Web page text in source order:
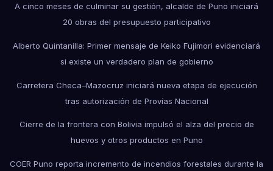
A cinco meses de culminar su gestión, alcalde de Puno iniciará
20 obras del presupuesto participativo
Alberto Quintanilla: Primer mensaje de Keiko Fujimori evidenciará
si existe un verdadero plan de gobierno
Carretera Checa–Mazocruz iniciará nueva etapa de ejecución
tras autorización de Provías Nacional
Cierre de la frontera con Bolivia impulsó el alza del precio de
huevos y otros productos en Puno
COER Puno reporta incremento de incendios forestales durante la